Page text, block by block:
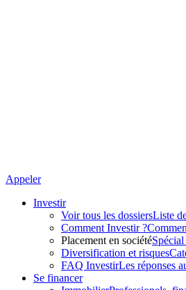
Appeler
Investir
Voir tous les dossiersListe
Comment Investir ?
Placement en société
Diversification et risques
FAQ InvestirLes réponses
Se financer